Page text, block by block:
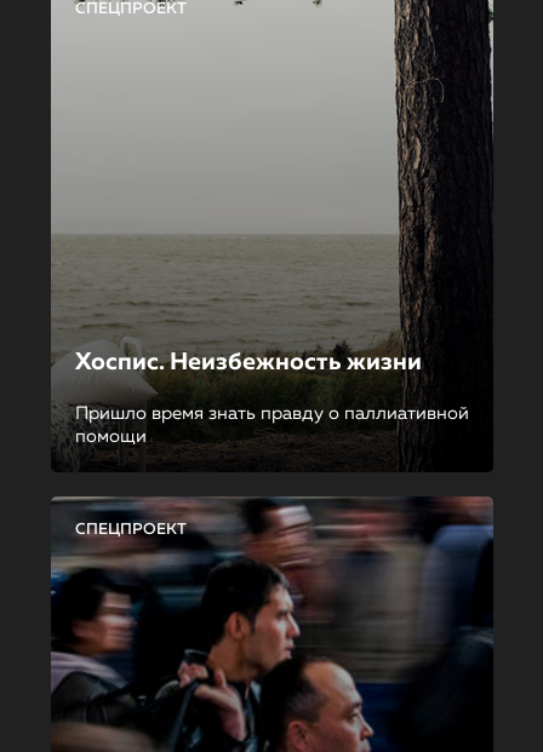
СПЕЦПРОЕКТ
Хоспис. Неизбежность жизни
Пришло время знать правду о паллиативной
помощи
СПЕЦПРОЕКТ